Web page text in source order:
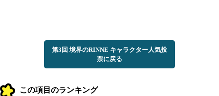
第3回 境界のRINNE キャラクター人気投
票に戻る
この項目のランキング